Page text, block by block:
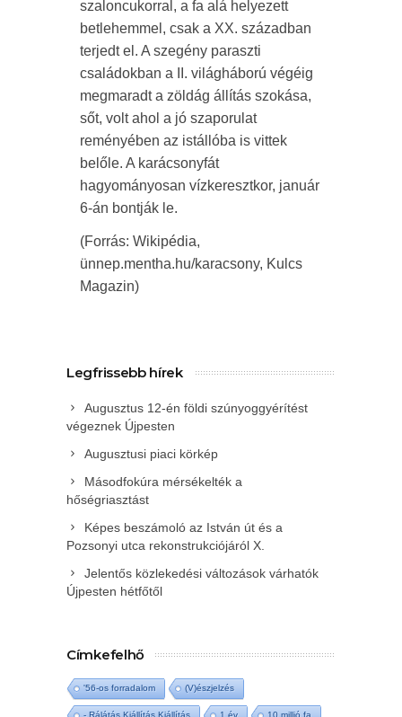
szaloncukorral, a fa alá helyezett
betlehemmel, csak a XX. században
terjedt el. A szegény paraszti
családokban a II. világháború végéig
megmaradt a zöldág állítás szokása,
sőt, volt ahol a jó szaporulat
reményében az istállóba is vittek
belőle. A karácsonyfát
hagyományosan vízkeresztkor, január
6-án bontják le.
(Forrás: Wikipédia,
ünnep.mentha.hu/karacsony, Kulcs
Magazin)
Legfrissebb hírek
Augusztus 12-én földi szúnyoggyérítést
végeznek Újpesten
Augusztusi piaci körkép
Másodfokúra mérsékelték a
hőségriasztást
Képes beszámoló az István út és a
Pozsonyi utca rekonstrukciójáról X.
Jelentős közlekedési változások várhatók
Újpesten hétfőtől
Címkefelhő
'56-os forradalom (V)észjelzés